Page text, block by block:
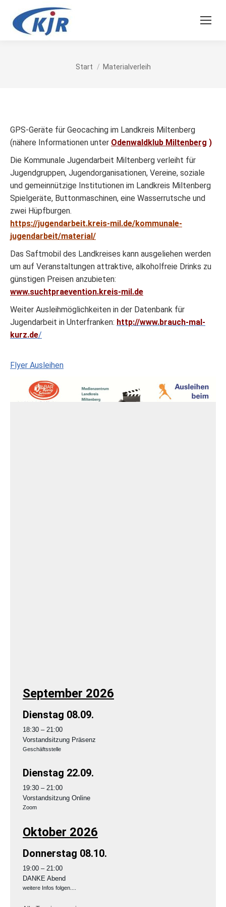
Sie befinden sich hier:
Start Materialverleih
GPS-Geräte für Geocaching im Landkreis Miltenberg
(nähere Informationen unter Odenwaldklub Miltenberg )
Die Kommunale Jugendarbeit Miltenberg verleiht für
Jugendgruppen, Jugendorganisationen, Vereine, soziale
und gemeinnützige Institutionen im Landkreis Miltenberg
Spielgeräte, Buttonmaschinen, eine Wasserrutsche und
zwei Hüpfburgen.
https://jugendarbeit.kreis-mil.de/kommunale-
jugendarbeit/material/
Das Saftmobil des Landkreises kann ausgeliehen werden
um auf Veranstaltungen attraktive, alkoholfreie Drinks zu
günstigen Preisen anzubieten:
www.suchtpraevention.kreis-mil.de
Weiter Ausleihmöglichkeiten in der Datenbank für
Jugendarbeit in Unterfranken: http://www.brauch-mal-
kurz.de/
Flyer Ausleihen
September 2026
Dienstag 08.09.
18:30 – 21:00
Vorstandsitzung Präsenz
Geschäftsstelle
Dienstag 22.09.
19:30 – 21:00
Vorstandsitzung Online
Zoom
Oktober 2026
Donnerstag 08.10.
19:00 – 21:00
DANKE Abend
weitere Infos folgen....